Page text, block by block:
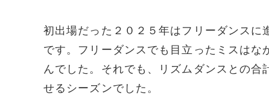
初出場だった２０２５年はフリーダンス
です。フリーダンスでも目立ったミスは
んでした。それでも、リズムダンスとの
せるシーズンでした。